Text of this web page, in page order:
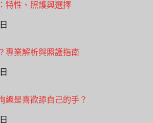
特性、照護與選擇
專業解析與照護指南
總是喜歡舔自己的手？